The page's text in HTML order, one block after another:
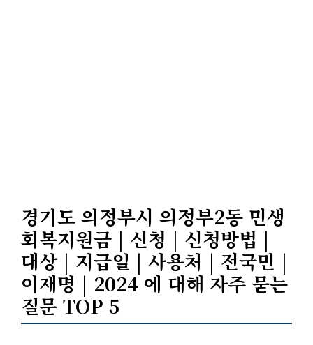
경기도 의정부시 의정부2동 민생
회복지원금 | 신청 | 신청방법 |
대상 | 지급일 | 사용처 | 전국민 |
이재명 | 2024 에 대해 자주 묻는
질문 TOP 5